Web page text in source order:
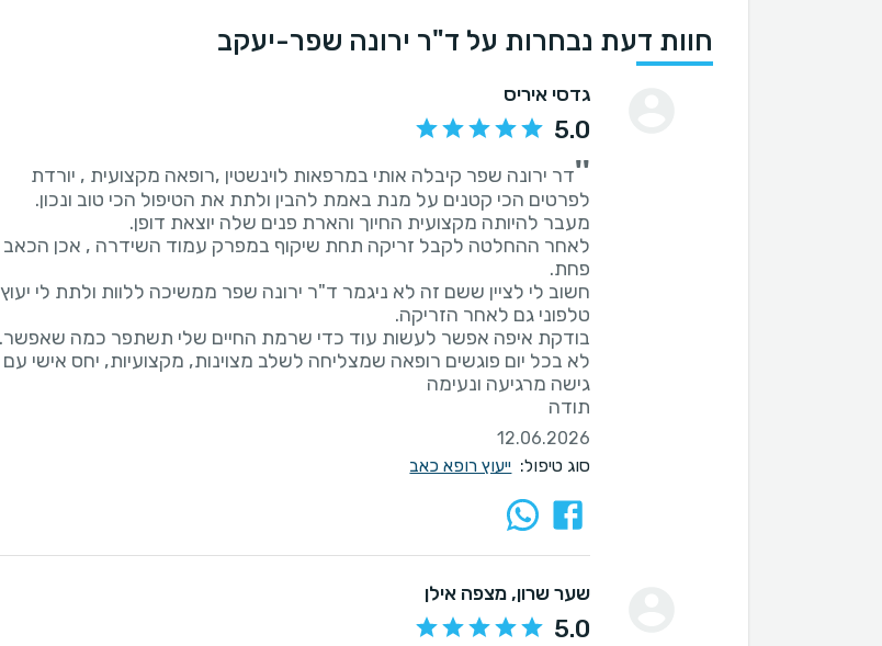
חוות דעת נבחרות על ד"ר ירונה שפר-יעקב
גדסי איריס
5.0
''דר ירונה שפר קיבלה אותי במרפאות לוינשטין ,רופאה מקצועית , יורדת
לאחר ההחלטה לקבל זריקה תחת שיקוף במפרק עמוד השידרה , אכן הכאב
חשוב לי לציין ששם זה לא ניגמר ד"ר ירונה שפר ממשיכה ללוות ולתת לי יעוץ
לא בכל יום פוגשים רופאה שמצליחה לשלב מצוינות, מקצועיות, יחס אישי עם
תודה
12.06.2026
סוג טיפול: ייעוץ רופא כאב
שער שרון, מצפה אילן
5.0